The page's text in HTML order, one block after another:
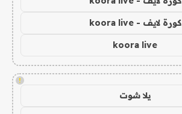
كورة لايف - koora live
koora live
!
يلا شوت